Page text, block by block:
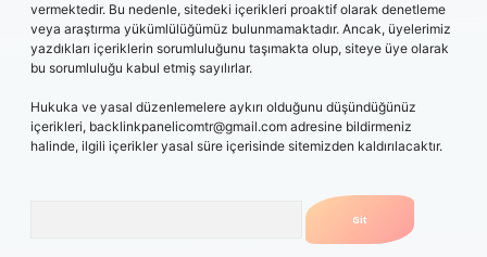
vermektedir. Bu nedenle, sitedeki içerikleri proaktif olarak denetleme
veya araştırma yükümlülüğümüz bulunmamaktadır. Ancak, üyelerimiz
yazdıkları içeriklerin sorumluluğunu taşımakta olup, siteye üye olarak
bu sorumluluğu kabul etmiş sayılırlar.
Hukuka ve yasal düzenlemelere aykırı olduğunu düşündüğünüz
içerikleri, backlinkpanelicomtr@gmail.com adresine bildirmeniz
halinde, ilgili içerikler yasal süre içerisinde sitemizden kaldırılacaktır.